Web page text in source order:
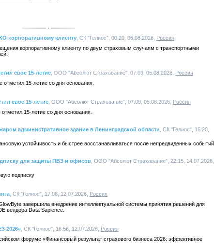
корпоративному клиенту , СК "Гелиос", 00:20, 06.08.2026, Россия
корпоративному клиенту по двум страховым случаям с транспортными
свое 15-летие , ООО "Абсолют Страхование", 07:09, 05.08.2026, Россия
15-летие со дня основания.
свое 15-летие , ООО "Абсолют Страхование", 07:09, 05.08.2026, Россия
15-летие со дня основания.
административное здание в Ленинградской области , СК "Гелиос", 15:20,
устойчивость и быстрее восстанавливаться после непредвиденных событий.
для защиты ПВЗ и офисов , ООО "Абсолют Страхование", 22:15, 14.07.2026,
подписку
, СК "Гелиос", 17:08, 12.07.2026, Россия
завершила внедрение интеллектуальной системы принятия решений для
вендора Data Sapience.
2026» , СК "Гелиос", 16:56, 12.07.2026, Россия
форуме «Финансовый результат страхового бизнеса 2026: эффективное